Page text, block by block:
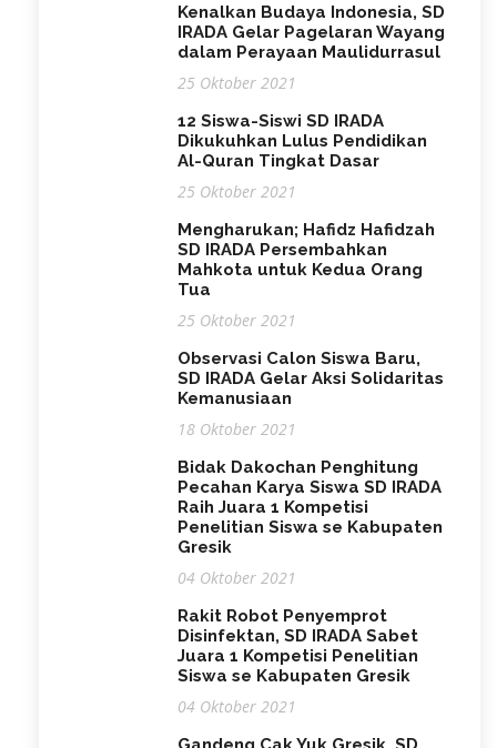
Kenalkan Budaya Indonesia, SD
IRADA Gelar Pagelaran Wayang
dalam Perayaan Maulidurrasul
25 Oktober 2021
12 Siswa-Siswi SD IRADA
Dikukuhkan Lulus Pendidikan
Al-Quran Tingkat Dasar
25 Oktober 2021
Mengharukan; Hafidz Hafidzah
SD IRADA Persembahkan
Mahkota untuk Kedua Orang
Tua
25 Oktober 2021
Observasi Calon Siswa Baru,
SD IRADA Gelar Aksi Solidaritas
Kemanusiaan
18 Oktober 2021
Bidak Dakochan Penghitung
Pecahan Karya Siswa SD IRADA
Raih Juara 1 Kompetisi
Penelitian Siswa se Kabupaten
Gresik
04 Oktober 2021
Rakit Robot Penyemprot
Disinfektan, SD IRADA Sabet
Juara 1 Kompetisi Penelitian
Siswa se Kabupaten Gresik
04 Oktober 2021